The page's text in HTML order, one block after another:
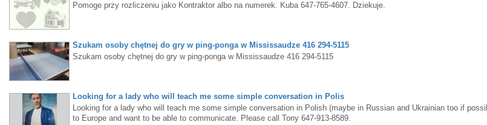
Pomoge przy rozliczeniu jako Kontraktor albo na numerek. Kuba 647-765-4607. Dziekuje.
Szukam osoby chętnej do gry w ping-ponga w Mississaudze 416 294-5115
Szukam osoby chętnej do gry w ping-ponga w Mississaudze 416 294-5115
Looking for a lady who will teach me some simple conversation in Polis
Looking for a lady who will teach me some simple conversation in Polish (maybe in Russian and Ukrainian too if
to Europe and want to be able to communicate. Please call Tony 647-913-8589.